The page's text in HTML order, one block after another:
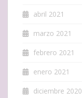
abril 2021
marzo 2021
febrero 2021
enero 2021
diciembre 2020